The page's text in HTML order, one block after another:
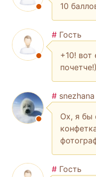
10
# Гость
+10!
# snezhana
Ох, я бы
# Гость